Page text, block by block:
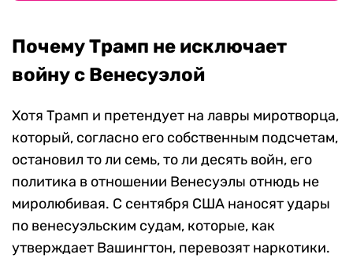
Почему Трамп не исключает
войну с Венесуэлой
Хотя Трамп и претендует на лавры миротворца,
который, согласно его собственным подсчетам,
остановил то ли семь, то ли десять войн, его
политика в отношении Венесуэлы отнюдь не
миролюбивая. С сентября США наносят удары
по венесуэльским судам, которые, как
утверждает Вашингтон, перевозят наркотики.